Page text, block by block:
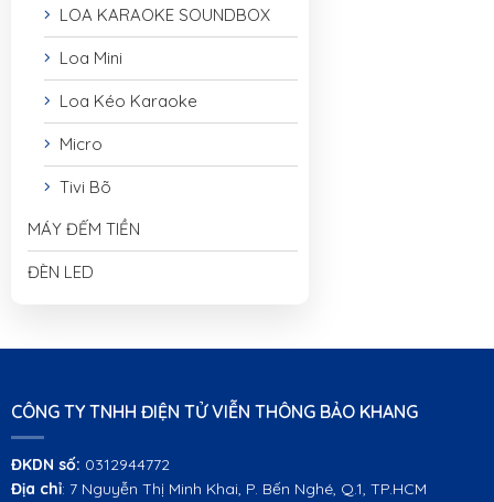
LOA KARAOKE SOUNDBOX
Loa Mini
Loa Kéo Karaoke
Micro
Tivi Bõ
MÁY ĐẾM TIỀN
ĐÈN LED
CÔNG TY TNHH ĐIỆN TỬ VIỄN THÔNG BẢO KHANG
ĐKDN số: 0312944772
Địa chỉ: 7 Nguyễn Thị Minh Khai, P. Bến Nghé, Q.1, TP.HCM